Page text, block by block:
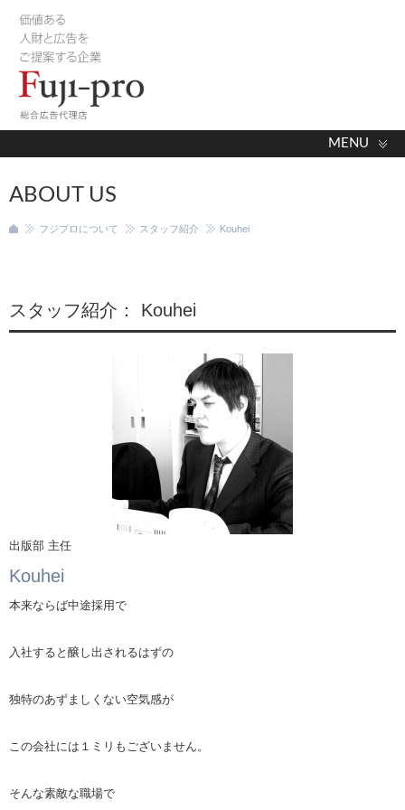
MENU
スタッフ紹介： Kouhei
ABOUT US
フジプロについて スタッフ紹介 Kouhei
出版部 主任
Kouhei
本来ならば中途採用で
入社すると醸し出されるはずの
独特のあずましくない空気感が
この会社には１ミリもございません。
そんな素敵な職場で